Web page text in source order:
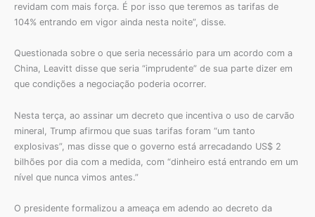
revidam com mais força. É por isso que teremos as tarifas de
104% entrando em vigor ainda nesta noite”, disse.
Questionada sobre o que seria necessário para um acordo com a
China, Leavitt disse que seria “imprudente” de sua parte dizer em
que condições a negociação poderia ocorrer.
Nesta terça, ao assinar um decreto que incentiva o uso de carvão
mineral, Trump afirmou que suas tarifas foram “um tanto
explosivas”, mas disse que o governo está arrecadando US$ 2
bilhões por dia com a medida, com “dinheiro está entrando em um
nível que nunca vimos antes.”
O presidente formalizou a ameaça em adendo ao decreto da